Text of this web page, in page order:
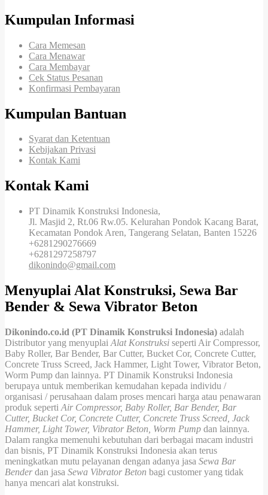
Kumpulan Informasi
Cara Memesan
Cara Menawar
Cara Membayar
Cek Status Pesanan
Konfirmasi Pembayaran
Kumpulan Bantuan
Syarat dan Ketentuan
Kebijakan Privasi
Kontak Kami
Kontak Kami
PT Dinamik Konstruksi Indonesia,
Jl. Masjid 2, Rt.06 Rw.05. Kelurahan Pondok Kacang Barat,
Kecamatan Pondok Aren, Tangerang Selatan, Banten 15226
+6281290276669
+6281297258797
dikonindo@gmail.com
Menyuplai Alat Konstruksi, Sewa Bar
Bender & Sewa Vibrator Beton
Dikonindo.co.id (PT Dinamik Konstruksi Indonesia) adalah
Distributor yang menyuplai Alat Konstruksi seperti Air Compressor,
Baby Roller, Bar Bender, Bar Cutter, Bucket Cor, Concrete Cutter,
Concrete Truss Screed, Jack Hammer, Light Tower, Vibrator Beton,
Worm Pump dan lainnya. PT Dinamik Konstruksi Indonesia
berupaya untuk memberikan kemudahan kepada individu /
organisasi / perusahaan dalam proses mencari harga atau penawaran
produk seperti Air Compressor, Baby Roller, Bar Bender, Bar
Cutter, Bucket Cor, Concrete Cutter, Concrete Truss Screed, Jack
Hammer, Light Tower, Vibrator Beton, Worm Pump dan lainnya.
Dalam rangka memenuhi kebutuhan dari berbagai macam industri
dan bisnis, PT Dinamik Konstruksi Indonesia akan terus
meningkatkan mutu pelayanan dengan adanya jasa Sewa Bar
Bender dan jasa Sewa Vibrator Beton bagi customer yang tidak
hanya mencari alat konstruksi.